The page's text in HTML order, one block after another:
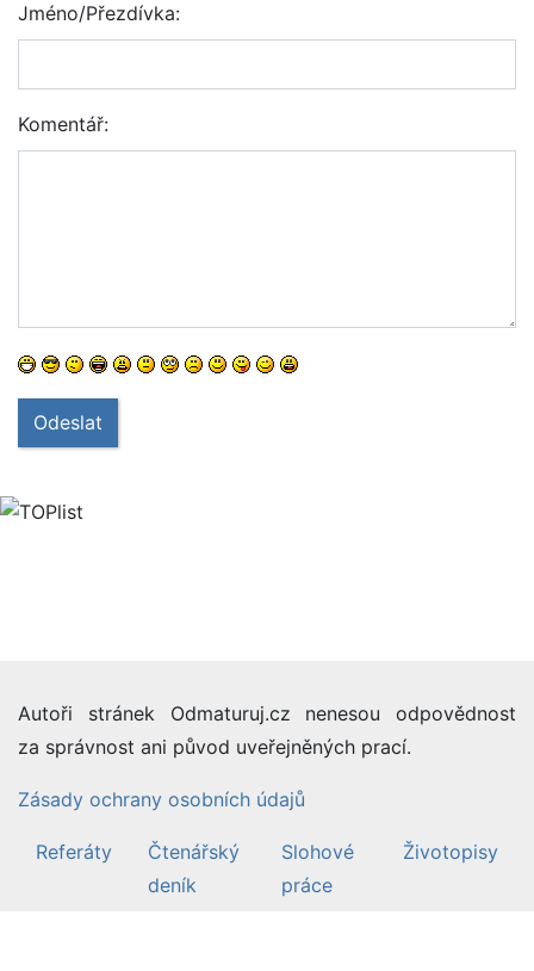
Jméno/Přezdívka:
Komentář:
Odeslat
Autoři stránek Odmaturuj.cz nenesou odpovědnost
za správnost ani původ uveřejněných prací.
Zásady ochrany osobních údajů
Referáty
Čtenářský
deník
Slohové
práce
Životopisy